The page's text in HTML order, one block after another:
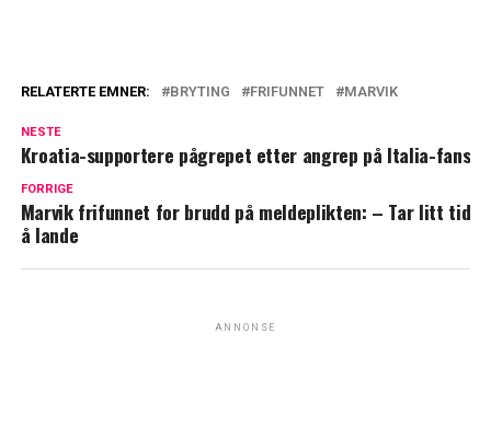
RELATERTE EMNER: BRYTING FRIFUNNET MARVIK
NESTE
Kroatia-supportere pågrepet etter angrep på Italia-fans
FORRIGE
Marvik frifunnet for brudd på meldeplikten: – Tar litt tid
å lande
ANNONSE